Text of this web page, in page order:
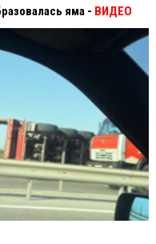
яма - ВИДЕО